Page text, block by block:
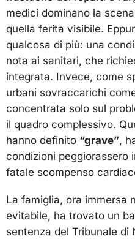
medici dominano la
quella ferita visibile.
qualcosa di più: una
nota ai sanitari, che
integrata. Invece, come
urbani sovraccarichi
concentrata solo sul
il quadro complessivo.
hanno definito “grave”,
condizioni peggiorassero
fatale scompenso
La famiglia, ora immersa
evitabile, ha trovato un
sentenza del Tribunale di